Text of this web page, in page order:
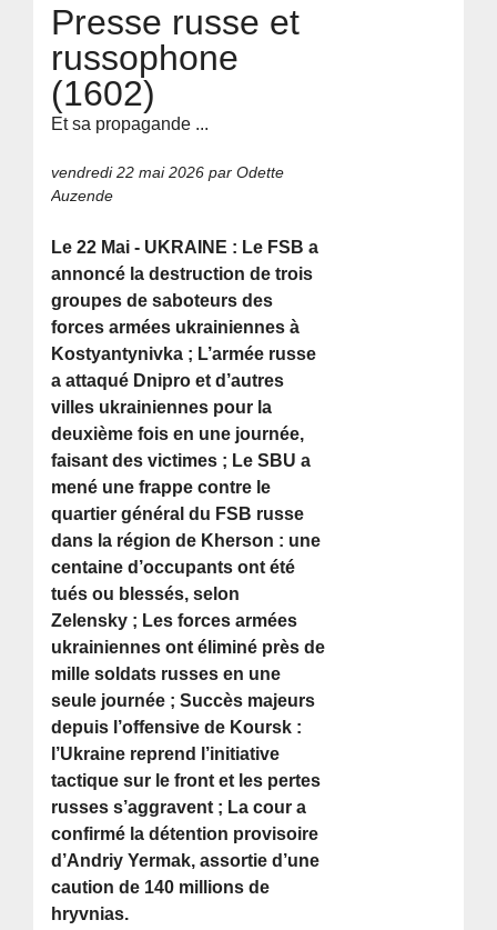
Presse russe et
russophone
(1602)
Et sa propagande ...
vendredi 22 mai 2026 par Odette
Auzende
Le 22 Mai - UKRAINE : Le FSB a
annoncé la destruction de trois
groupes de saboteurs des
forces armées ukrainiennes à
Kostyantynivka ; L’armée russe
a attaqué Dnipro et d’autres
villes ukrainiennes pour la
deuxième fois en une journée,
faisant des victimes ; Le SBU a
mené une frappe contre le
quartier général du FSB russe
dans la région de Kherson : une
centaine d’occupants ont été
tués ou blessés, selon
Zelensky ; Les forces armées
ukrainiennes ont éliminé près de
mille soldats russes en une
seule journée ; Succès majeurs
depuis l’offensive de Koursk :
l’Ukraine reprend l’initiative
tactique sur le front et les pertes
russes s’aggravent ; La cour a
confirmé la détention provisoire
d’Andriy Yermak, assortie d’une
caution de 140 millions de
hryvnias.